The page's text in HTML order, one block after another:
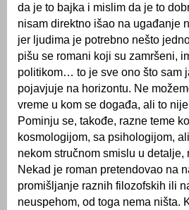
da je to bajka i mislim da je to
nisam direktno išao na ugađanje
jer ljudima je potrebno nešto
pišu se romani koji su zamršeni,
politikom… to je sve ono što sam
pojavjuje na horizontu. Ne
vreme u kom se događa, ali to
Pominju se, takođe, razne teme
kosmologijom, sa psihologijom,
nekom stručnom smislu u
Nekad je roman pretendovao na
promišljanje raznih filozofskih ili
neuspehom, od toga nema ništa.